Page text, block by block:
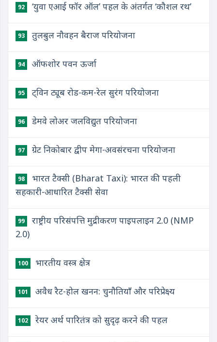
92 ‘युवा एआई फॉर ऑल’ पहल के अंतर्गत ‘कौशल रथ’
93 तुलबुल नौवहन बैराज परियोजना
94 ऑफशोर पवन ऊर्जा
95 ट्विन ट्यूब रोड-कम-रेल सुरंग परियोजना
96 डेमवे लोअर जलविद्युत परियोजना
97 ग्रेट निकोबार द्वीप मेगा-अवसंरचना परियोजना
98
भारत टैक्सी (Bharat Taxi): भारत की पहली
सहकारी-आधारित टैक्सी सेवा
99
राष्ट्रीय परिसंपत्ति मुद्रीकरण पाइपलाइन 2.0 (NMP
2.0)
100 भारतीय वस्त्र क्षेत्र
101 अवैध रैट-होल खनन: चुनौतियाँ और परिप्रेक्ष्य
102 रेयर अर्थ पारितंत्र को सुदृढ़ करने की पहल